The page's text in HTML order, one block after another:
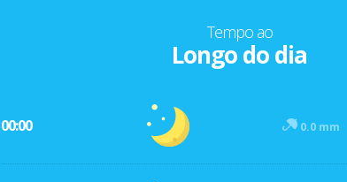
Tempo ao
Longo do dia
00:00 0.0 mm